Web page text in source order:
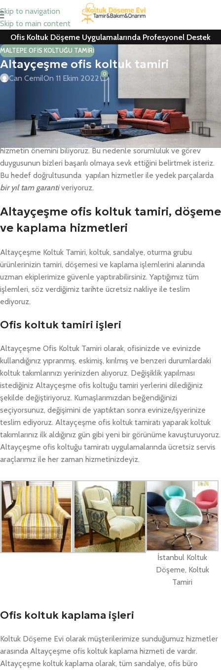
Skip to navigation
Skip to main content
Ofis Koltuk Döşeme Uygulamalarında Profesyonel Destek
MALTEPE OFIS KOLTUĞU TAMIRI
Altayçeşme ofis koltuk tamiri
Can CemilOn 11 Ekim 2022 0
berber koltuğu ve ofis koltuğu yedek parça değişimlerinde
ücretsiz nakliye ve keşif hizmeti için hemen arayın
Müşteri memnuniyeti bizim için ön planda olup satış sonrası
hizmetin önemini biliyoruz. Bu nedenle sorumluluk ve görev
duygusunun bizleri başarılı olmaya sevk ettiğini belirtmek isteriz.
Bu hedef doğrultusunda yapılan hizmetler ile yedek parçalarda
bir yıl tam garantiveriyoruz.
Altayçeşme ofis koltuk tamiri, döşeme
ve kaplama hizmetleri
Altayçeşme Koltuk Tamiri, koltuk, sandalye, oturma grubu
ürünlerinizin tamiri, döşemesi ve kaplama işlemlerini alanında
uzman ekiplerimize güvenle yaptırabilirsiniz. Yaptığımız tüm
işlemleri, söz verdiğimiz tarihte ücretsiz nakliye ile teslim
ediyoruz.
Ofis koltuk tamiri işleri
Altayçeşme Ofis Koltuk Tamiri olarak, ofisinizde ve evinizde
kullandığınız yıpranmış, eskimiş, kırılmış ve benzeri durumlardaki
koltuk takımlarınızı yerinizden alıyoruz. Değişiklik yapılması
istediğiniz Altayçeşme ofis koltuğu tamiri yerlerini dilediğiniz
şekilde değiştiriyoruz. Kumaşlarımızdan beğendiğinizi
seçiyorsunuz, değişimini de yaptıktan sonra evinize/işyerinize
teslim ediyoruz. Altayçeşme ofis koltuk tamiratı yaparak koltuk
takımlarınız ilk aldığınız gün gibi yeni bir görünüme kavuşturuyoruz.
Altayçeşme ofis koltuğu tamiratı uygulamalarında ücretsiz servis
araçlarımız ile her zaman hizmetinizdeyiz.
İstanbul Koltuk
Döşeme, Koltuk
Tamiri
Ofis koltuk kaplama işleri
Koltuk Döşeme Evi olarak müşterilerimize sunduğumuz hizmetler
arasında Altayçeşme ofis koltuk kaplama hizmeti de vardır.
Altayçeşme koltuk kaplama olarak, tüm sandalye, ofis büro